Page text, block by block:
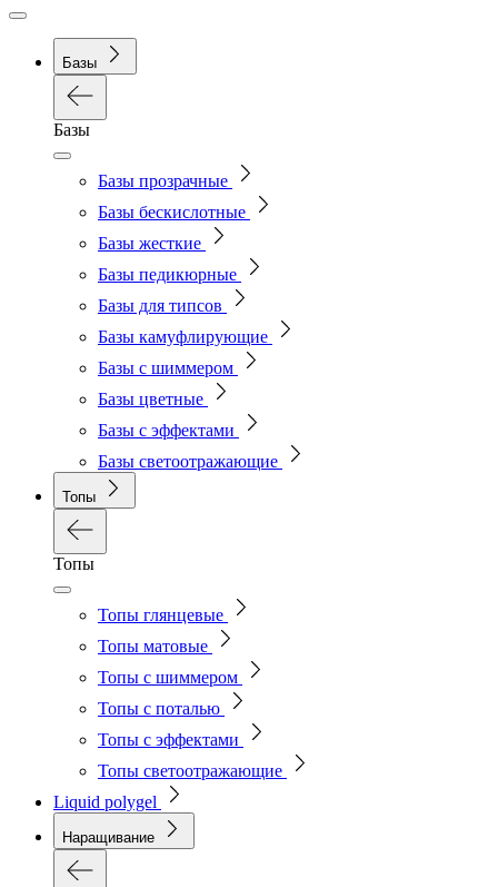
Базы
Базы
Базы прозрачные
Базы бескислотные
Базы жесткие
Базы педикюрные
Базы для типсов
Базы камуфлирующие
Базы с шиммером
Базы цветные
Базы с эффектами
Базы светоотражающие
Топы
Топы
Топы глянцевые
Топы матовые
Топы с шиммером
Топы с поталью
Топы с эффектами
Топы светоотражающие
Liquid polygel
Наращивание